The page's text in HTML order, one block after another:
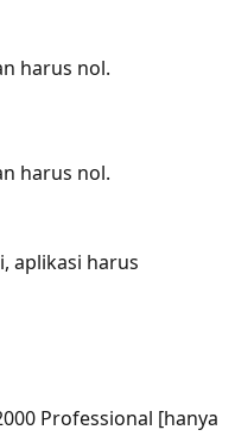
harus nol.
harus nol.
aplikasi harus
Professional [hanya